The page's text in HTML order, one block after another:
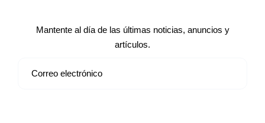
Mantente al día de las últimas noticias, anuncios y
artículos.